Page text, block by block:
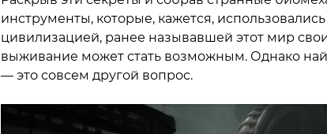
инструменты, которые, кажется, использовались
цивилизацией, ранее называвшей этот мир
выживание может стать возможным. Однако
— это совсем другой вопрос.